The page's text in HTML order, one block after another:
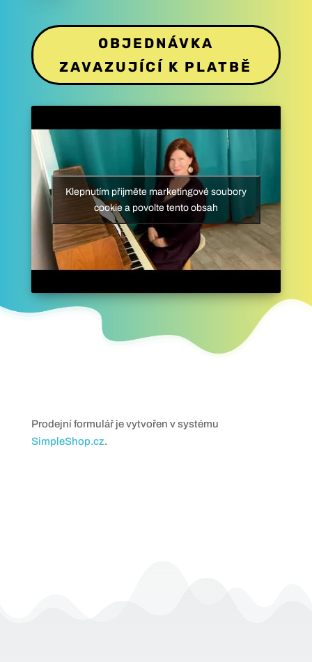
OBJEDNÁVKA
ZAVAZUJÍCÍ K PLATBĚ
Klepnutím přijměte marketingové soubory
cookie a povolte tento obsah
Prodejní formulář je vytvořen v systému
SimpleShop.cz.